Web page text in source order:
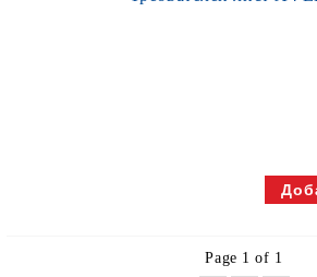
Page 1 of 1